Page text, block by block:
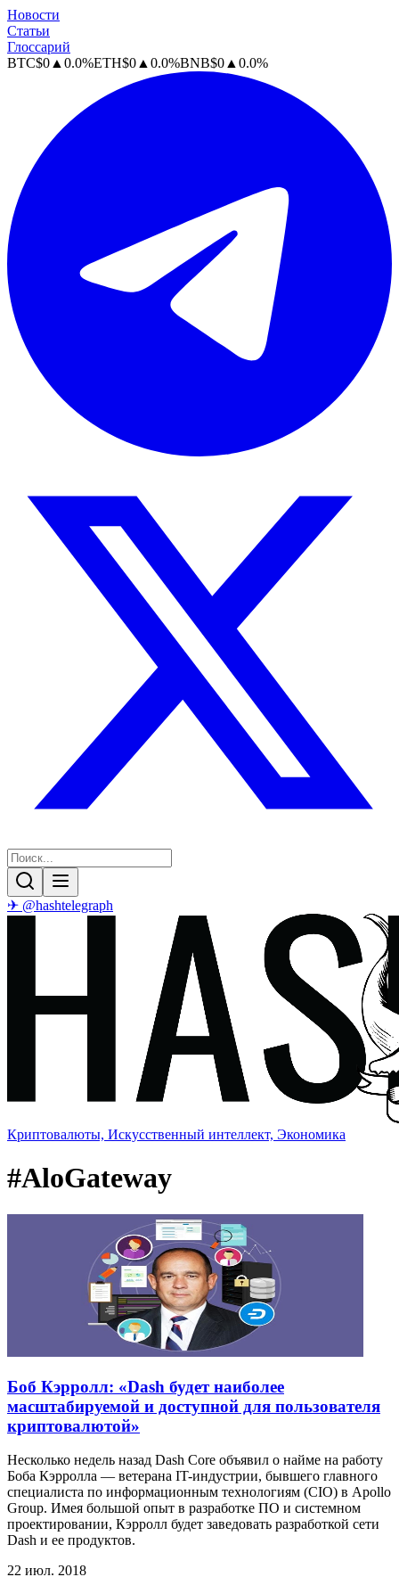
Новости
Статьи
Глоссарий
BTC$0 ▲ 0.0%ETH$0 ▲ 0.0%BNB$0 ▲ 0.0%
✈ @hashtelegraph
Криптовалюты, Искусственный интеллект, Экономика
#AloGateway
Боб Кэрролл: «Dash будет наиболее
масштабируемой и доступной для пользователя
криптовалютой»
Несколько недель назад Dash Core объявил о найме на работу
Боба Кэрролла — ветерана IT-индустрии, бывшего главного
специалиста по информационным технологиям (CIO) в Apollo
Group. Имея большой опыт в разработке ПО и системном
проектировании, Кэрролл будет заведовать разработкой сети
Dash и ее продуктов.
22 июл. 2018